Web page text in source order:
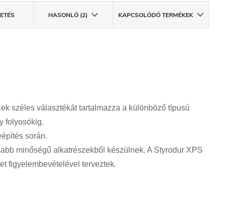
HASONLÓ (2) KAPCSOLÓDÓ TERMÉKEK
széles választékát tartalmazza a különböző típusú
folyosókig.
során.
minőségű alkatrészekből készülnek. A Styrodur XPS
figyelembevételével terveztek.